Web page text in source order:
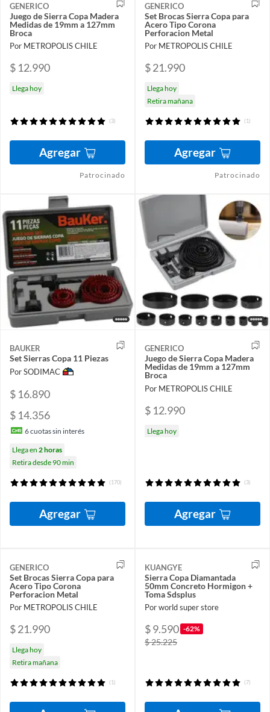
GENERICO
Juego de Sierra Copa Madera
Medidas de 19mm a 127mm
Broca
Por METROPOLIS CHILE
$ 12.990
Llega hoy
(3)
Agregar
Patrocinado
GENERICO
Set Brocas Sierra Copa para
Acero Tipo Corona
Perforacion Metal
Por METROPOLIS CHILE
$ 21.990
Llega hoy
Retira mañana
(1)
Agregar
Patrocinado
BAUKER
Set Sierras Copa 11 Piezas
Por SODIMAC
$ 16.890
$ 14.356
6cuotas sin interés
Llega en 2 horas
Retira desde 90 min
(170)
Agregar
GENERICO
Juego de Sierra Copa Madera
Medidas de 19mm a 127mm
Broca
Por METROPOLIS CHILE
$ 12.990
Llega hoy
(3)
Agregar
GENERICO
Set Brocas Sierra Copa para
Acero Tipo Corona
Perforacion Metal
Por METROPOLIS CHILE
$ 21.990
Llega hoy
Retira mañana
(1)
KUANGYE
Sierra Copa Diamantada
50mm Concreto Hormigon +
Toma Sdsplus
Por world super store
$ 9.590 -62%
$ 25.225
(7)